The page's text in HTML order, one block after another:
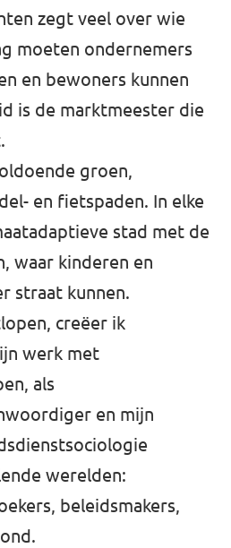
Holland Zuid
zegt veel over wie
moeten ondernemers
en bewoners kunnen
is de marktmeester die
groen,
en fietspaden. In elke
stad met de
waar kinderen en
straat kunnen.
creëer ik
werk met
als
en mijn
werelden:
beleidsmakers,